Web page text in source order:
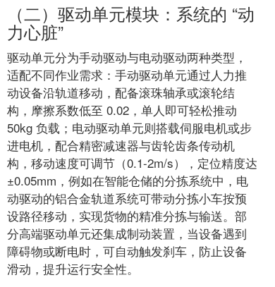
（二）驱动单元模块：系统的 “动
力心脏”
驱动单元分为手动驱动与电动驱动两种类型，
适配不同作业需求：手动驱动单元通过人力推
动设备沿轨道移动，配备滚珠轴承或滚轮结
构，摩擦系数低至 0.02，单人即可轻松推动
50kg 负载；电动驱动单元则搭载伺服电机或步
进电机，配合精密减速器与齿轮齿条传动机
构，移动速度可调节（0.1-2m/s），定位精度达
±0.05mm，例如在智能仓储的分拣系统中，电
动驱动的铝合金轨道系统可带动分拣小车按预
设路径移动，实现货物的精准分拣与输送。部
分高端驱动单元还集成制动装置，当设备遇到
障碍物或断电时，可自动触发刹车，防止设备
滑动，提升运行安全性。